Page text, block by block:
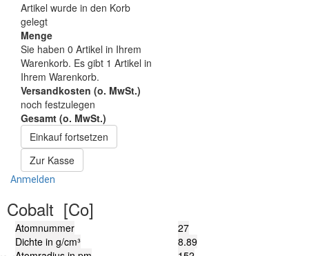
Artikel wurde in den Korb
gelegt
Menge
Sie haben 0 Artikel in Ihrem
Warenkorb. Es gibt 1 Artikel in
Ihrem Warenkorb.
Versandkosten (o. MwSt.)
noch festzulegen
Gesamt (o. MwSt.)
Einkauf fortsetzen
Zur Kasse
Anmelden
Cobalt [Co]
Atomnummer
27
Dichte in g/cm³
8.89